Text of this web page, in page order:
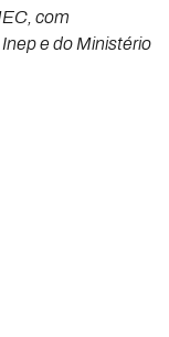
com
e do Ministério